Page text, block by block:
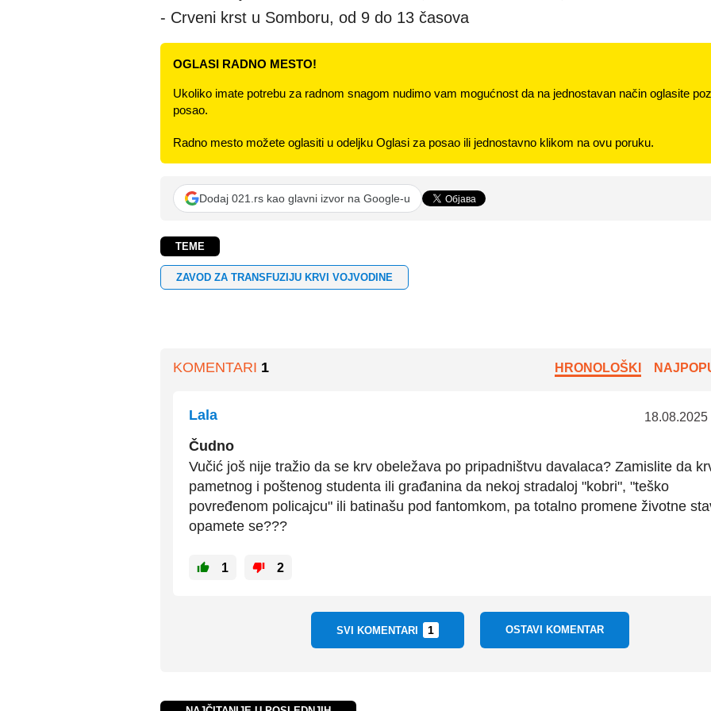
- Crveni krst u Somboru, od 9 do 13 časova
OGLASI RADNO MESTO!
Ukoliko imate potrebu za radnom snagom nudimo vam mogućnost da na jednostavan način oglasite
posao.
Radno mesto možete oglasiti u odeljku Oglasi za posao ili jednostavno klikom na ovu poruku.
Dodaj 021.rs kao glavni izvor na Google-u
TEME
ZAVOD ZA TRANSFUZIJU KRVI VOJVODINE
KOMENTARI 1 HRONOLOŠKI
Lala 18.08.2025
Čudno
Vučić još nije tražio da se krv obeležava po pripadništvu davalaca? Zamislite da
pametnog i poštenog studenta ili građanina da nekoj stradaloj "kobri", "teško
povređenom policajcu" ili batinašu pod fantomkom, pa totalno promene životne
opamete se???
1 2
SVI KOMENTARI 1 OSTAVI KOMENTAR